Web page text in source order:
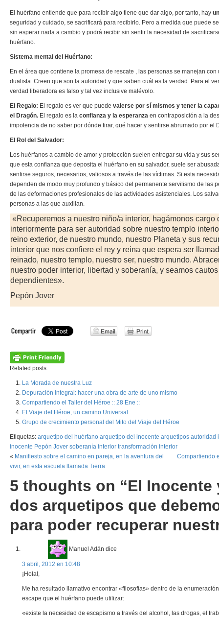
El huérfano entiende que para recibir algo tiene que dar algo, por tanto, hay
seguridad y cuidado, se sacrificará para recibirlo. Pero a medida que puede
sin esperar nada a cambio y podrá recibir sin sentir la necesidad de
huérfano.
Sistema mental del Huérfano:
En el área que contiene la promesa de rescate , las personas se manejan
dualista. Creen que son la autoridad y que saben cuál es la verdad. Para el
verdad liberadora es falso y tal vez inclusive malévolo.
El Regalo: El regalo es ver que puede valerse por sí mismos y tener la
el Dragón. El regalo es la confianza y la esperanza en contraposición a la
impotencia de no saber por dónde tirar, qué hacer y sentirse abrumado por el
El Rol del Salvador:
Los huérfanos a cambio de amor y protección suelen entregar su vida y sus
que esta confianza que deposita el huérfano en su salvador, suele ser
sentirse seguros, necesarios, valiosos a través de las víctimas. Si esta
dependen de modo muy profundo y básico del permanente servilismo de las
de las deformaciones profesionales de las actividades asistenciales. Los
personas a las que auxilian.
«Recuperemos a nuestro niño/a interior, hagámonos cargo
interiormente para ser autoridad sobre nuestro templo
reino exterior, de nuestro mundo, nuestro Planeta y sus
interior que nos confiere el rey y reina que espera ser
reinado, nuestro templo, nuestro ser, nuestro mundo.
nuestro poder interior, libertad y soberanía, y seamos
dependientes».
Pepón Jover
Related posts:
La Morada de nuestra Luz
Depuración integral: hacer una obra de arte de uno mismo
Compartiendo el Taller del Héroe :: 28 Ene ::
El Viaje del Héroe, un camino Universal
Grupo de crecimiento personal del Mito del Viaje del Héroe
Etiquetas: arquetipo del huérfano arquetipo del inocente arquetipos autoridad
inocente Pepón Jover soberanía interior transformación interior
« Manifiesto sobre el camino en pareja, en la aventura del
vivir, en esta escuela llamada Tierra
Compartiendo
5 thoughts on “El Inocente
dos arquetipos que
para poder recuperar
Manuel Adán dice
3 abril, 2012 en 10:48
¡Hola!,
Me ha resultado llamativo encontrar «filosofías» dentro de la
escape que el huérfano puede utilizar:
«existe la necesidad de escapismo a través del alcohol, las drogas, el